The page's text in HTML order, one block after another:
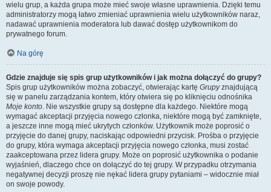
wielu grup, a każda grupa może mieć swoje własne uprawnienia. Dzięki temu
administratorzy mogą łatwo zmieniać uprawnienia wielu użytkowników naraz,
nadawać uprawnienia moderatora lub dawać dostęp użytkownikom do
prywatnego forum.
Na górę
Gdzie znajduje się spis grup użytkowników i jak można dołączyć do grupy?
Spis grup użytkowników można zobaczyć, otwierając kartę Grupyznajdującą
się w panelu zarządzania kontem, który otwiera się po kliknięciu odnośnika
Moje konto. Nie wszystkie grupy są dostępne dla każdego. Niektóre mogą
wymagać akceptacji przyjęcia nowego członka, niektóre mogą być zamknięte,
a jeszcze inne mogą mieć ukrytych członków. Użytkownik może poprosić o
przyjęcie do danej grupy, naciskając odpowiedni przycisk. Prośba o przyjęcie
do grupy, która wymaga akceptacji przyjęcia nowego członka, musi zostać
zaakceptowana przez lidera grupy. Może on poprosić użytkownika o podanie
wyjaśnień, dlaczego chce on dołączyć do tej grupy. W przypadku otrzymania
negatywnej decyzji proszę nie nękać lidera grupy pytaniami – widocznie miał
on swoje powody.